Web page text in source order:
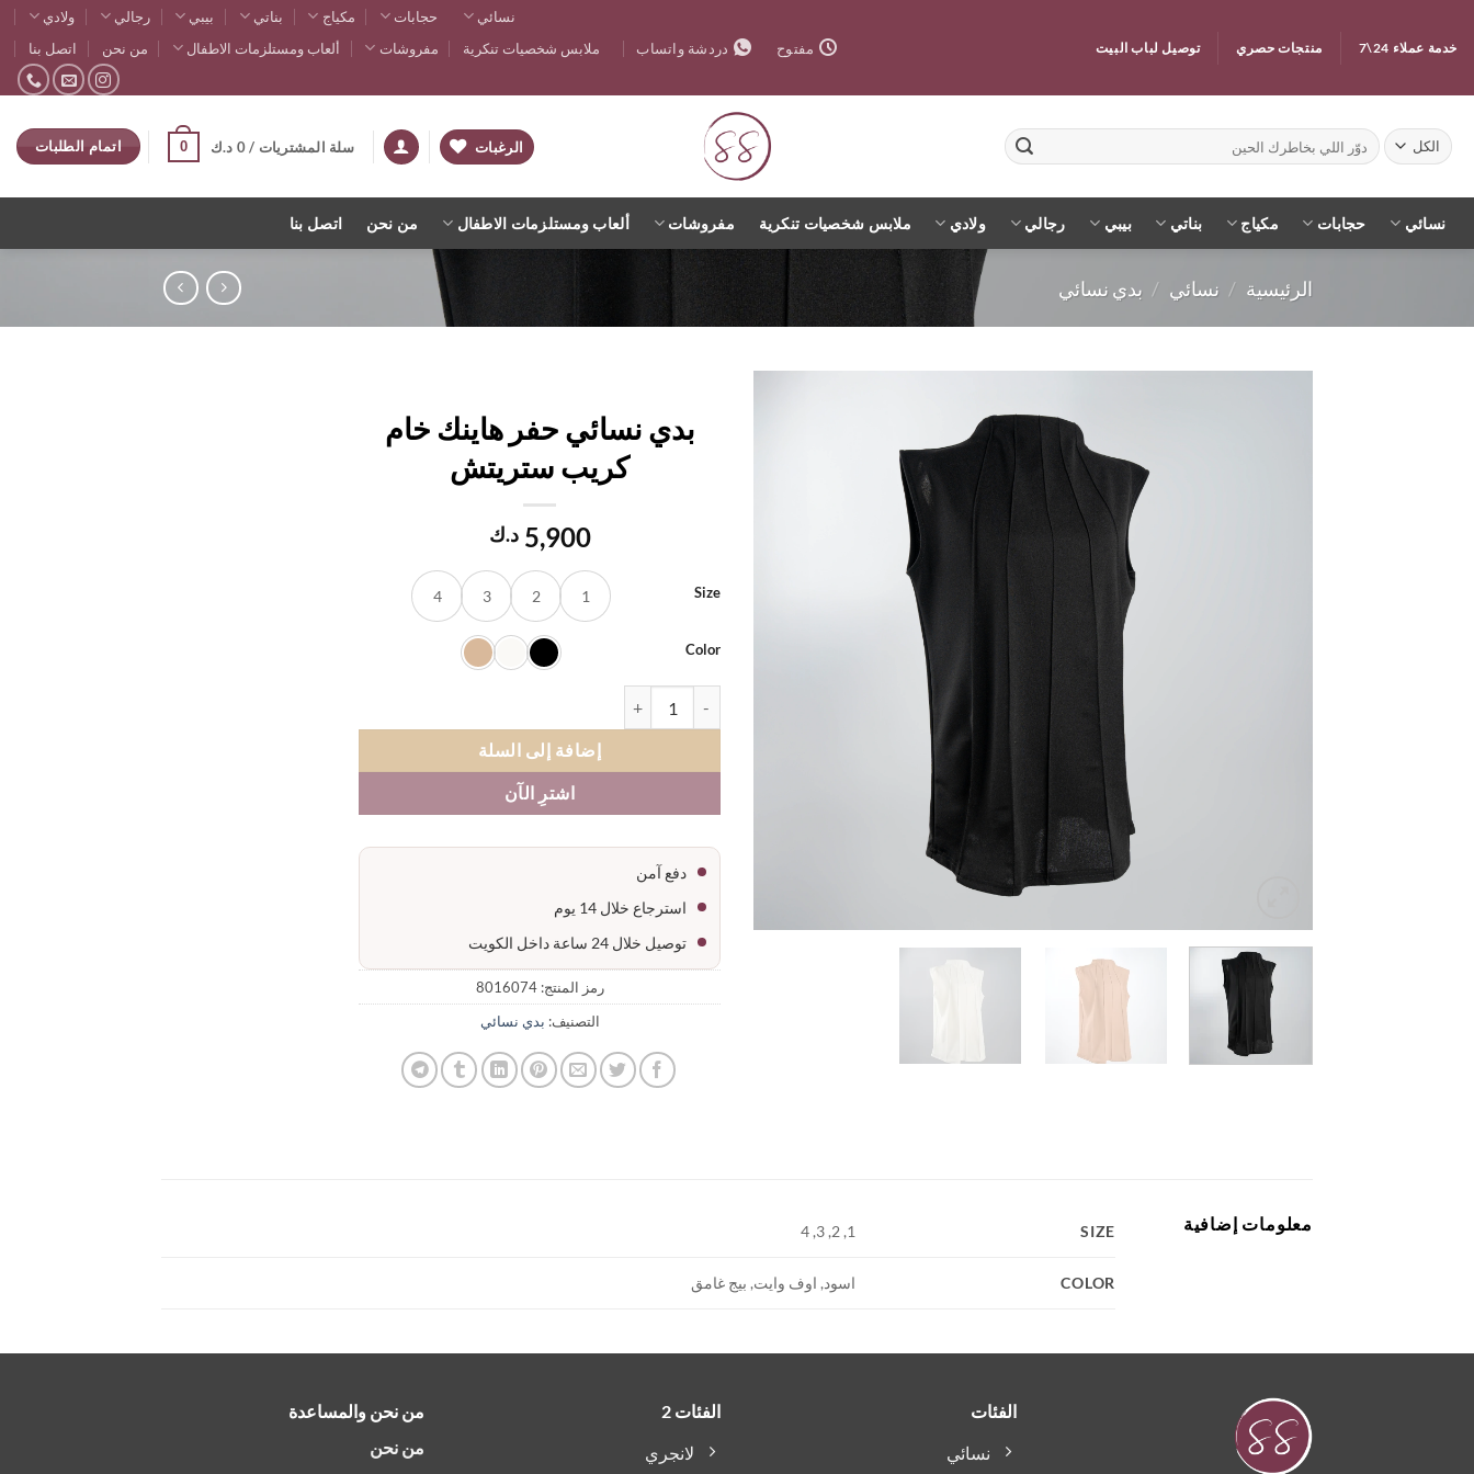
للمحتوى
خدمة عملاء 24\7 منتجات حصري توصيل لباب البيت مفتوح دردشة واتساب
نسائي حجابات مكياج بناتي بيبي رجالي
ولادي
ملابس شخصيات تنكرية
مفروشات ألعاب ومستلزمات الاطفال من نحن اتصل بنا
البحث
عن:
الرغبات سلة المشتريات /0 د.ك 0 اتمام الطلبات
نسائي حجابات مكياج بناتي بيبي رجالي ولادي ملابس شخصيات تنكرية مفروشات ألعاب ومستلزمات الاطفال من نحن اتصل بنا
الرئيسية / نسائي / بدي نسائي
بدي نسائي حفر هاينك خام
كريب ستريتش
5,900 د.ك
Size
1
2
3
4
Color
إضافة إلى السلة
اشترِ الآن
دفع آمن
استرجاع خلال 14 يوم
توصيل خلال 24 ساعة داخل الكويت
رمز المنتج:8016074
التصنيف: بدي نسائي
معلومات إضافية SIZE
1, 2, 3, 4
COLOR اسود, اوف وايت, بيج غامق
الفئات
نسائي
الفئات 2
لانجري
من نحن والمساعدة
من نحن